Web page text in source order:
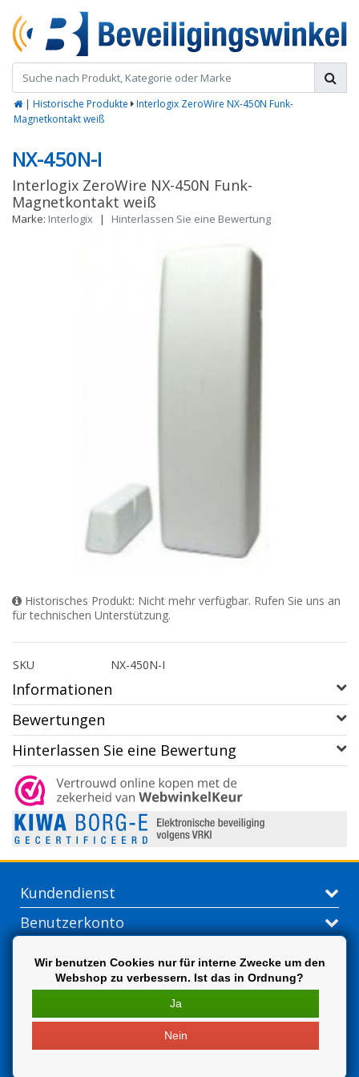
| Historische Produkte
Interlogix ZeroWire NX-450N Funk-
Magnetkontakt weiß
NX-450N-I
Interlogix ZeroWire NX-450N Funk-
Magnetkontakt weiß
Marke: Interlogix | Hinterlassen Sie eine Bewertung
Historisches Produkt: Nicht mehr verfügbar. Rufen Sie uns an
für technischen Unterstützung.
SKU NX-450N-I
Informationen
Bewertungen
Hinterlassen Sie eine Bewertung
Kundendienst
Benutzerkonto
Extra
Wir benutzen Cookies nur für interne Zwecke um den
Webshop zu verbessern. Ist das in Ordnung?
Ja
Nein